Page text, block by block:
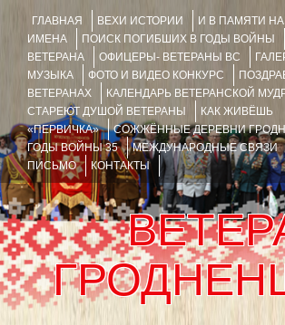
ГЛАВНАЯ ВЕХИ ИСТОРИИ
И В ПАМЯТИ
ИМЕНА
ПОИСК ПОГИБШИХ В ГОДЫ ВОЙНЫ
ВЕТЕРАНА
ОФИЦЕРЫ- ВЕТЕРАНЫ ВС
МУЗЫКА
ФОТО И ВИДЕО КОНКУРС
ВЕТЕРАНАХ
КАЛЕНДАРЬ ВЕТЕРАНСКОЙ
СТАРЕЮТ ДУШОЙ ВЕТЕРАНЫ
КАК ЖИВЁШЬ
«ПЕРВИЧКА»
СОЖЖЁННЫЕ ДЕРЕВНИ
ГОДЫ ВОЙНЫ 35
МЕЖДУНАРОДНЫЕ СВЯЗИ
ПИСЬМО
КОНТАКТЫ